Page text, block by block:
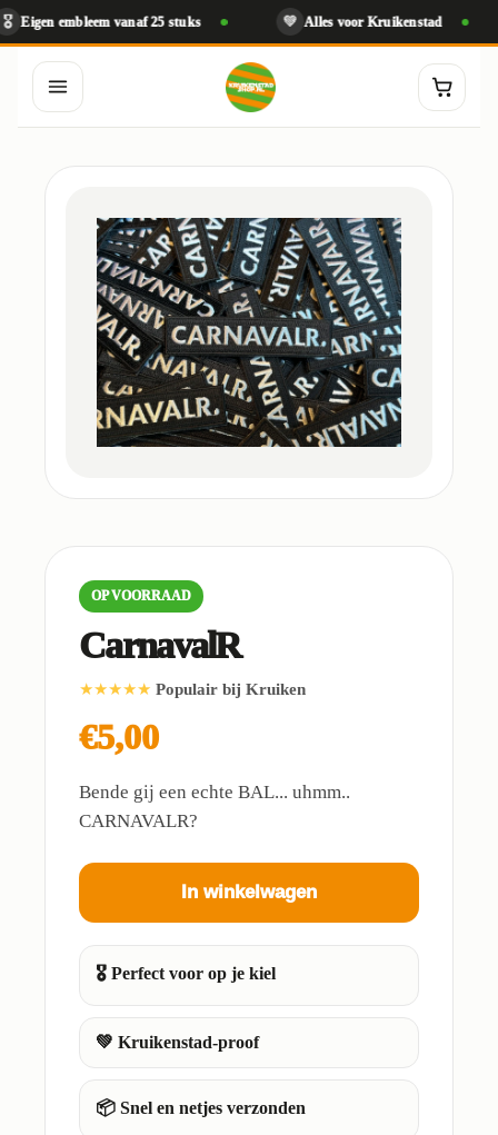
embleem vanaf 25 stuks Alles voor Kruikenstad
OP VOORRAAD
CarnavalR
★★★★★ Populair bij Kruiken
€5,00
Bende gij een echte BAL... uhmm..
CARNAVALR?
In winkelwagen
🎖️ Perfect voor op je kiel
💚 Kruikenstad-proof
📦 Snel en netjes verzonden